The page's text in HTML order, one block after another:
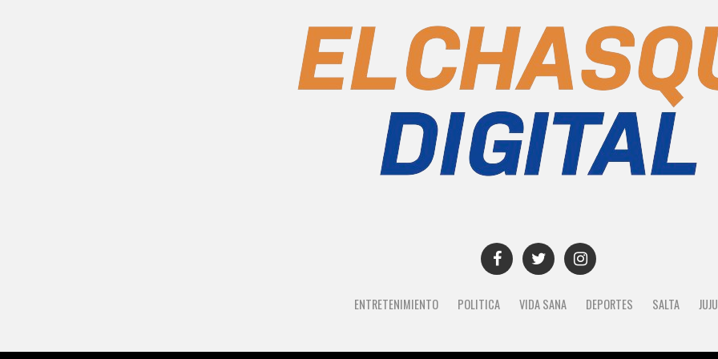
ENTRETENIMIENTO POLITICA VIDA SANA DEPORTES SALTA